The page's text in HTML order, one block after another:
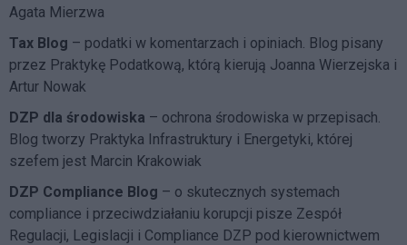
Agata Mierzwa
Tax Blog – podatki w komentarzach i opiniach. Blog pisany
przez Praktykę Podatkową, którą kierują Joanna Wierzejska i
Artur Nowak
DZP dla środowiska – ochrona środowiska w przepisach.
Blog tworzy Praktyka Infrastruktury i Energetyki, której
szefem jest Marcin Krakowiak
DZP Compliance Blog – o skutecznych systemach
compliance i przeciwdziałaniu korupcji pisze Zespół
Regulacji, Legislacji i Compliance DZP pod kierownictwem